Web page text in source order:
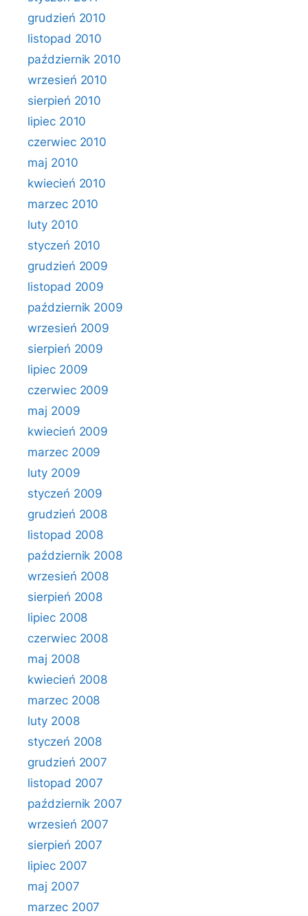
grudzień 2010
listopad 2010
październik 2010
wrzesień 2010
sierpień 2010
lipiec 2010
czerwiec 2010
maj 2010
kwiecień 2010
marzec 2010
luty 2010
styczeń 2010
grudzień 2009
listopad 2009
październik 2009
wrzesień 2009
sierpień 2009
lipiec 2009
czerwiec 2009
maj 2009
kwiecień 2009
marzec 2009
luty 2009
styczeń 2009
grudzień 2008
listopad 2008
październik 2008
wrzesień 2008
sierpień 2008
lipiec 2008
czerwiec 2008
maj 2008
kwiecień 2008
marzec 2008
luty 2008
styczeń 2008
grudzień 2007
listopad 2007
październik 2007
wrzesień 2007
sierpień 2007
lipiec 2007
maj 2007
marzec 2007